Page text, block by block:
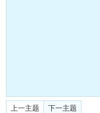
上一主题 下一主题